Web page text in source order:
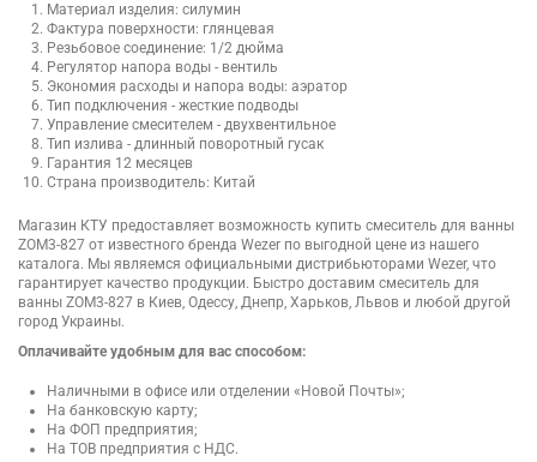
Материал изделия: силумин
Фактура поверхности: глянцевая
Резьбовое соединение: 1/2 дюйма
Регулятор напора воды - вентиль
Экономия расходы и напора воды: аэратор
Тип подключения - жесткие подводы
Управление смесителем - двухвентильное
Тип излива - длинный поворотный гусак
Гарантия 12 месяцев
Страна производитель: Китай
Магазин КТУ предоставляет возможность купить смеситель для ванны
ZOM3-827 от известного бренда Wezer по выгодной цене из нашего
каталога. Мы являемся официальными дистрибьюторами Wezer, что
гарантирует качество продукции. Быстро доставим смеситель для
ванны ZOM3-827 в Киев, Одессу, Днепр, Харьков, Львов и любой другой
город Украины.
Оплачивайте удобным для вас способом:
Наличными в офисе или отделении «Новой Почты»;
На банковскую карту;
На ФОП предприятия;
На ТОВ предприятия с НДС.